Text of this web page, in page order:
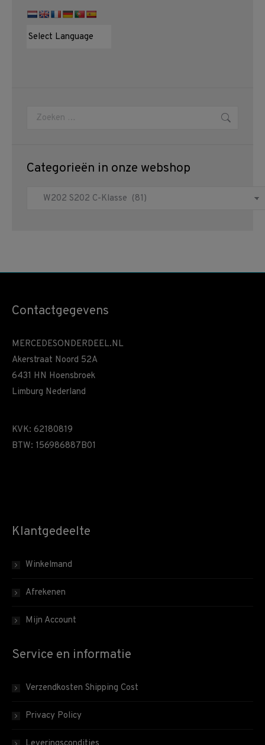
Zoeken:
Categorieën in onze webshop
Contactgegevens
MERCEDESONDERDEEL.NL
Akerstraat Noord 52A
6431 HN Hoensbroek
Limburg Nederland
KVK: 62180819
BTW: 156986887B01
Klantgedeelte
Winkelmand
Afrekenen
Mijn Account
Service en informatie
Verzendkosten Shipping Cost
Privacy Policy